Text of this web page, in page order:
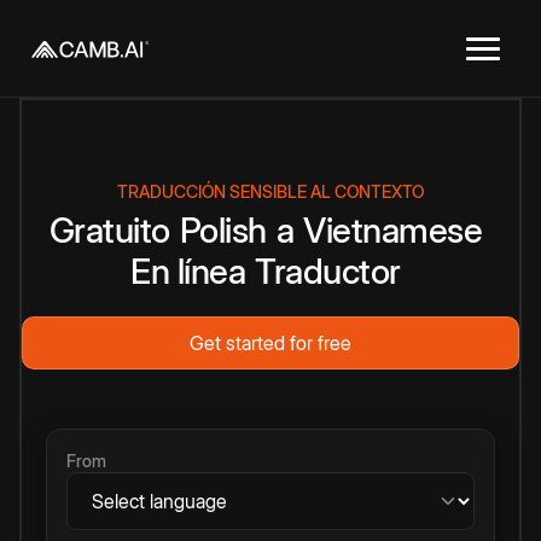
TRADUCCIÓN SENSIBLE AL CONTEXTO
Gratuito Polish a Vietnamese
En línea Traductor
Get started for free
From